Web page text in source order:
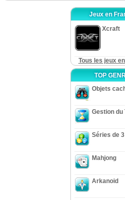
Jeux en
Xcraft
Tous les jeux
TOP
Objets
Gestion du
Séries de 3
Mahjong
Arkanoid